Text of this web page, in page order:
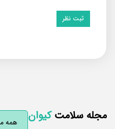
سلامتکیوان همه مقالات